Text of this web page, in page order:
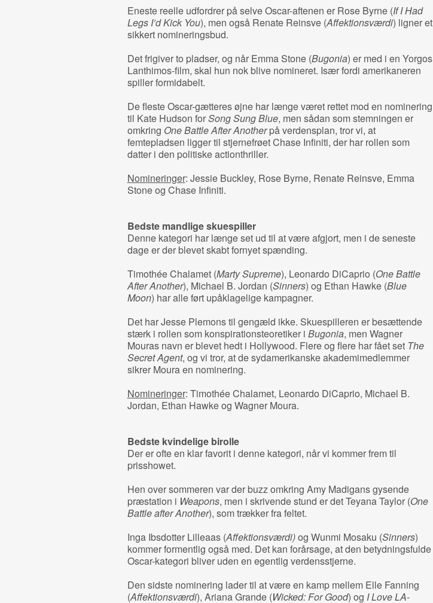
Eneste reelle udfordrer på selve Oscar-aftenen er Rose Byrne (If I Had
Legs I’d Kick You), men også Renate Reinsve (Affektionsværdi) ligner et
sikkert nomineringsbud.
Det frigiver to pladser, og når Emma Stone (Bugonia) er med i en Yorgos
Lanthimos-film, skal hun nok blive nomineret. Især fordi amerikaneren
spiller formidabelt.
De fleste Oscar-gætteres øjne har længe været rettet mod en nominering
til Kate Hudson forSong Sung Blue, men sådan som stemningen er
omkring One Battle After Anotherpå verdensplan, tror vi, at
femtepladsen ligger til stjernefrøet Chase Infiniti, der har rollen som
datter i den politiske actionthriller.
Nomineringer: Jessie Buckley, Rose Byrne, Renate Reinsve, Emma
Stone og Chase Infiniti.
Bedste mandlige skuespiller
Denne kategori har længe set ud til at være afgjort, men i de seneste
dage er der blevet skabt fornyet spænding.
Timothée Chalamet (Marty Supreme), Leonardo DiCaprio (One Battle
After Another), Michael B. Jordan (Sinners) og Ethan Hawke (Blue
Moon) har alle ført upåklagelige kampagner.
Det har Jesse Plemons til gengæld ikke. Skuespilleren er besættende
stærk i rollen som konspirationsteoretiker i Bugonia, men Wagner
Mouras navn er blevet hedt i Hollywood. Flere og flere har fået set The
Secret Agent, og vi tror, at de sydamerikanske akademimedlemmer
sikrer Moura en nominering.
Nomineringer: Timothée Chalamet, Leonardo DiCaprio, Michael B.
Jordan, Ethan Hawke og Wagner Moura.
Bedste kvindelige birolle
Der er ofte en klar favorit i denne kategori, når vi kommer frem til
prisshowet.
Hen over sommeren var der buzz omkring Amy Madigans gysende
præstation i Weapons, men i skrivende stund er det Teyana Taylor (One
Battle after Another), som trækker fra feltet.
Inga Ibsdotter Lilleaas (Affektionsværdi)og Wunmi Mosaku (Sinners)
kommer formentlig også med. Det kan forårsage, at den betydningsfulde
Oscar-kategori bliver uden en egentlig verdensstjerne.
Den sidste nominering lader til at være en kamp mellem Elle Fanning
(Affektionsværdi), Ariana Grande (Wicked: For Good) og I Love LA-